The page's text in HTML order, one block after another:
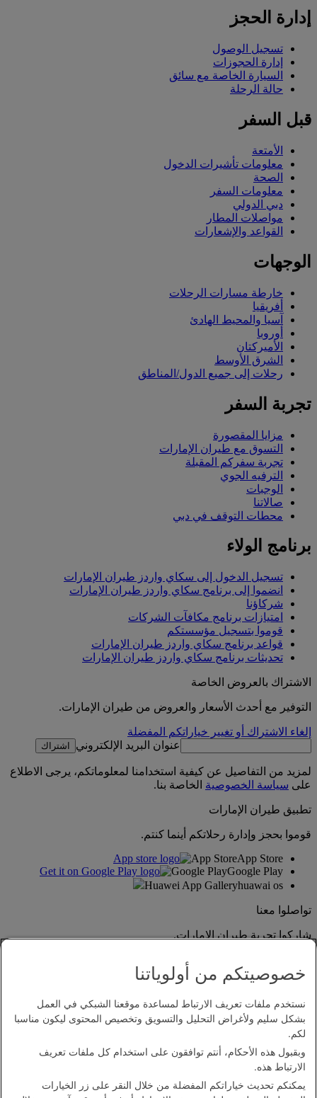
إدارة الحجز
تسجيل الوصول
إدارة الحجوزات
السيارة الخاصة مع سائق
حالة الرحلة
قبل السفر
الأمتعة
معلومات تأشيرات الدخول
الصحة
معلومات السفر
دبي الدولي
مواصلات المطار
القواعد والإشعارات
الوجهات
خارطة مسارات الرحلات
أفريقيا
آسيا والمحيط الهادئ
أوروبا
الأميركتان
الشرق الأوسط
رحلات إلى جميع الدول/المناطق
تجربة السفر
مزايا المقصورة
التسوق مع طيران الإمارات
تجربة سفركم المقبلة
الترفيه الجوي
الوجبات
صالاتنا
محطات التوقف في دبي
برنامج الولاء
تسجيل الدخول إلى سكاي واردز طيران الإمارات
انضموا إلى برنامج سكاي واردز طيران الإمارات
شركاؤنا
امتيازات برنامج مكافآت الشركات
قوموا بتسجيل مؤسستكم
قواعد برنامج سكاي واردز طيران الإمارات
تحديثات برنامج سكاي واردز طيران الإمارات
الاشتراك بالعروض الخاصة
التوفير مع أحدث الأسعار والعروض من طيران الإمارات.
إلغاء الاشتراك أو تغيير خياراتكم المفضلة
عنوان البريد الإلكتروني
اشتراك
لمزيد من التفاصيل عن كيفية استخدامنا لمعلوماتكم، يرجى الاطلاع
على سياسة الخصوصية الخاصة بنا.
تطبيق طيران الإمارات
قوموا بحجز وإدارة رحلاتكم أينما كنتم.
App StoreApp Store
Google PlayGoogle Play
Huawei App Galleryhuawai os
تواصلوا معنا
شاركوا تجربة طيران الإمارات.
بيان إمكانية الدخول
اتصل بنا
سياسة الخصوصية
خصوصيتكم من أولوياتنا
نستخدم ملفات تعريف الارتباط لمساعدة موقعنا الشبكي في العمل
بشكل سليم ولأغراض التحليل والتسويق وتخصيص المحتوى ليكون مناسبا
لكم.
وبقبول هذه الأحكام، أنتم توافقون على استخدام كل ملفات تعريف
الارتباط هذه.
يمكنكم تحديث خياراتكم المفضلة من خلال النقر على زر الخيارات